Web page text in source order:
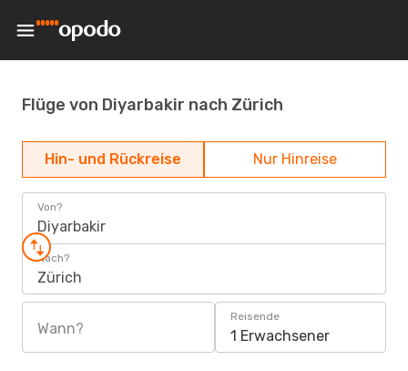
Flüge von Diyarbakir nach Zürich
Hin- und Rückreise Nur Hinreise
Von?
Diyarbakir
Nach?
Zürich
Wann?
Reisende
1 Erwachsener